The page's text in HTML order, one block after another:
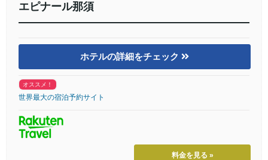
エピナール那須
ホテルの詳細をチェック
オススメ！
世界最大の宿泊予約サイト
料金を見る »